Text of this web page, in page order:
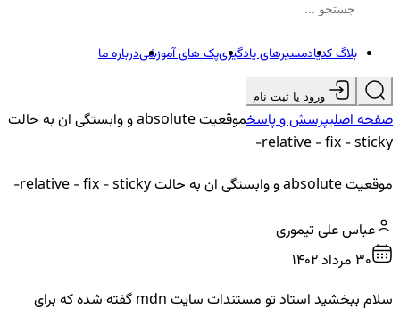
بلاگ کدیادمسیرهای یادگیریپک های آموزشیدرباره ما
ورود یا ثبت نام
صفحه اصلیپرسش و پاسخ
موقعیت absolute و وابستگی ان به حالت
relative - fix - sticky-
موقعیت absolute و وابستگی ان به حالت relative - fix - sticky-
عباس علی تیموری
30 مرداد ۱۴۰۲
سلام ببخشید استاد تو مستندات سایت mdn گفته شده که برای